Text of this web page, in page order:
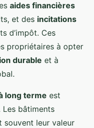
aides financières
et des incitations
d’impôt. Ces
propriétaires à opter
durable et à
long terme est
Les bâtiments
souvent leur valeur